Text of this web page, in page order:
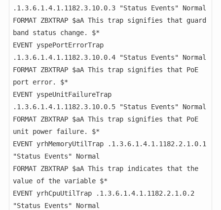
.1.3.6.1.4.1.1182.3.10.0.3 "Status Events" Normal
FORMAT ZBXTRAP $aA This trap signifies that guard
band status change. $*
EVENT yspePortErrorTrap
.1.3.6.1.4.1.1182.3.10.0.4 "Status Events" Normal
FORMAT ZBXTRAP $aA This trap signifies that PoE
port error. $*
EVENT yspeUnitFailureTrap
.1.3.6.1.4.1.1182.3.10.0.5 "Status Events" Normal
FORMAT ZBXTRAP $aA This trap signifies that PoE
unit power failure. $*
EVENT yrhMemoryUtilTrap .1.3.6.1.4.1.1182.2.1.0.1
"Status Events" Normal
FORMAT ZBXTRAP $aA This trap indicates that the
value of the variable $*
EVENT yrhCpuUtilTrap .1.3.6.1.4.1.1182.2.1.0.2
"Status Events" Normal